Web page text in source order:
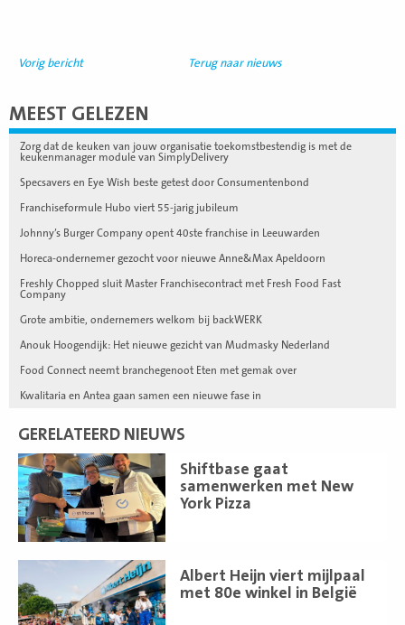
Vorig bericht Terug naar nieuws
MEEST GELEZEN
Zorg dat de keuken van jouw organisatie toekomstbestendig is met de
keukenmanager module van SimplyDelivery
Specsavers en Eye Wish beste getest door Consumentenbond
Franchiseformule Hubo viert 55-jarig jubileum
Johnny’s Burger Company opent 40ste franchise in Leeuwarden
Horeca-ondernemer gezocht voor nieuwe Anne&Max Apeldoorn
Freshly Chopped sluit Master Franchisecontract met Fresh Food Fast
Company
Grote ambitie, ondernemers welkom bij backWERK
Anouk Hoogendijk: Het nieuwe gezicht van Mudmasky Nederland
Food Connect neemt branchegenoot Eten met gemak over
Kwalitaria en Antea gaan samen een nieuwe fase in
GERELATEERD NIEUWS
Shiftbase gaat
samenwerken met New
York Pizza
Lees
meer
Albert Heijn viert mijlpaal
met 80e winkel in België
meer